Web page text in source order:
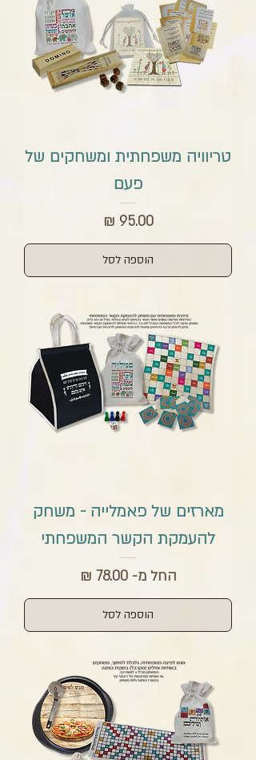
טריוויה משפחתית ומשחקים של
פעם
מחיר‏95.00 ‏₪
הוספה לסל
מארזים של פאמלייה - משחק
להעמקת הקשר המשפחתי
החל מ-
‏78.00 ‏₪
מחיר מבצע
הוספה לסל